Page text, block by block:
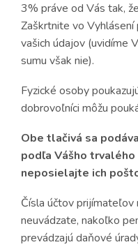
3% práve od Vás tak,
Zaškrtnite vo Vyhlásení
vašich údajov (uvidíme
sumu však nie).
Fyzické osoby
dobrovoľníci môžu
Obe tlačivá sa
podľa Vášho
neposielajte ich
Čísla účtov prijímateľov
neuvádzate, nakoľko
prevádzajú daňové